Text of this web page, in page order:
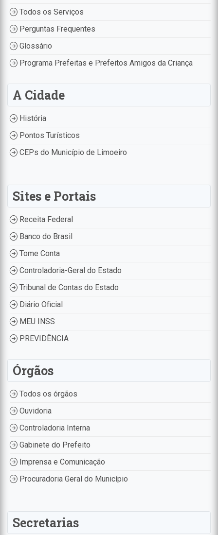
Todos os Serviços
Perguntas Frequentes
Glossário
Programa Prefeitas e Prefeitos Amigos da Criança
A Cidade
História
Pontos Turísticos
CEPs do Município de Limoeiro
Sites e Portais
Receita Federal
Banco do Brasil
Tome Conta
Controladoria-Geral do Estado
Tribunal de Contas do Estado
Diário Oficial
MEU INSS
PREVIDÊNCIA
Órgãos
Todos os órgãos
Ouvidoria
Controladoria Interna
Gabinete do Prefeito
Imprensa e Comunicação
Procuradoria Geral do Município
Secretarias